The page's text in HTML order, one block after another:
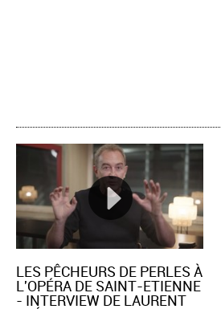
LES PÊCHEURS DE PERLES À
L'OPÉRA DE SAINT-ETIENNE
- INTERVIEW DE LAURENT